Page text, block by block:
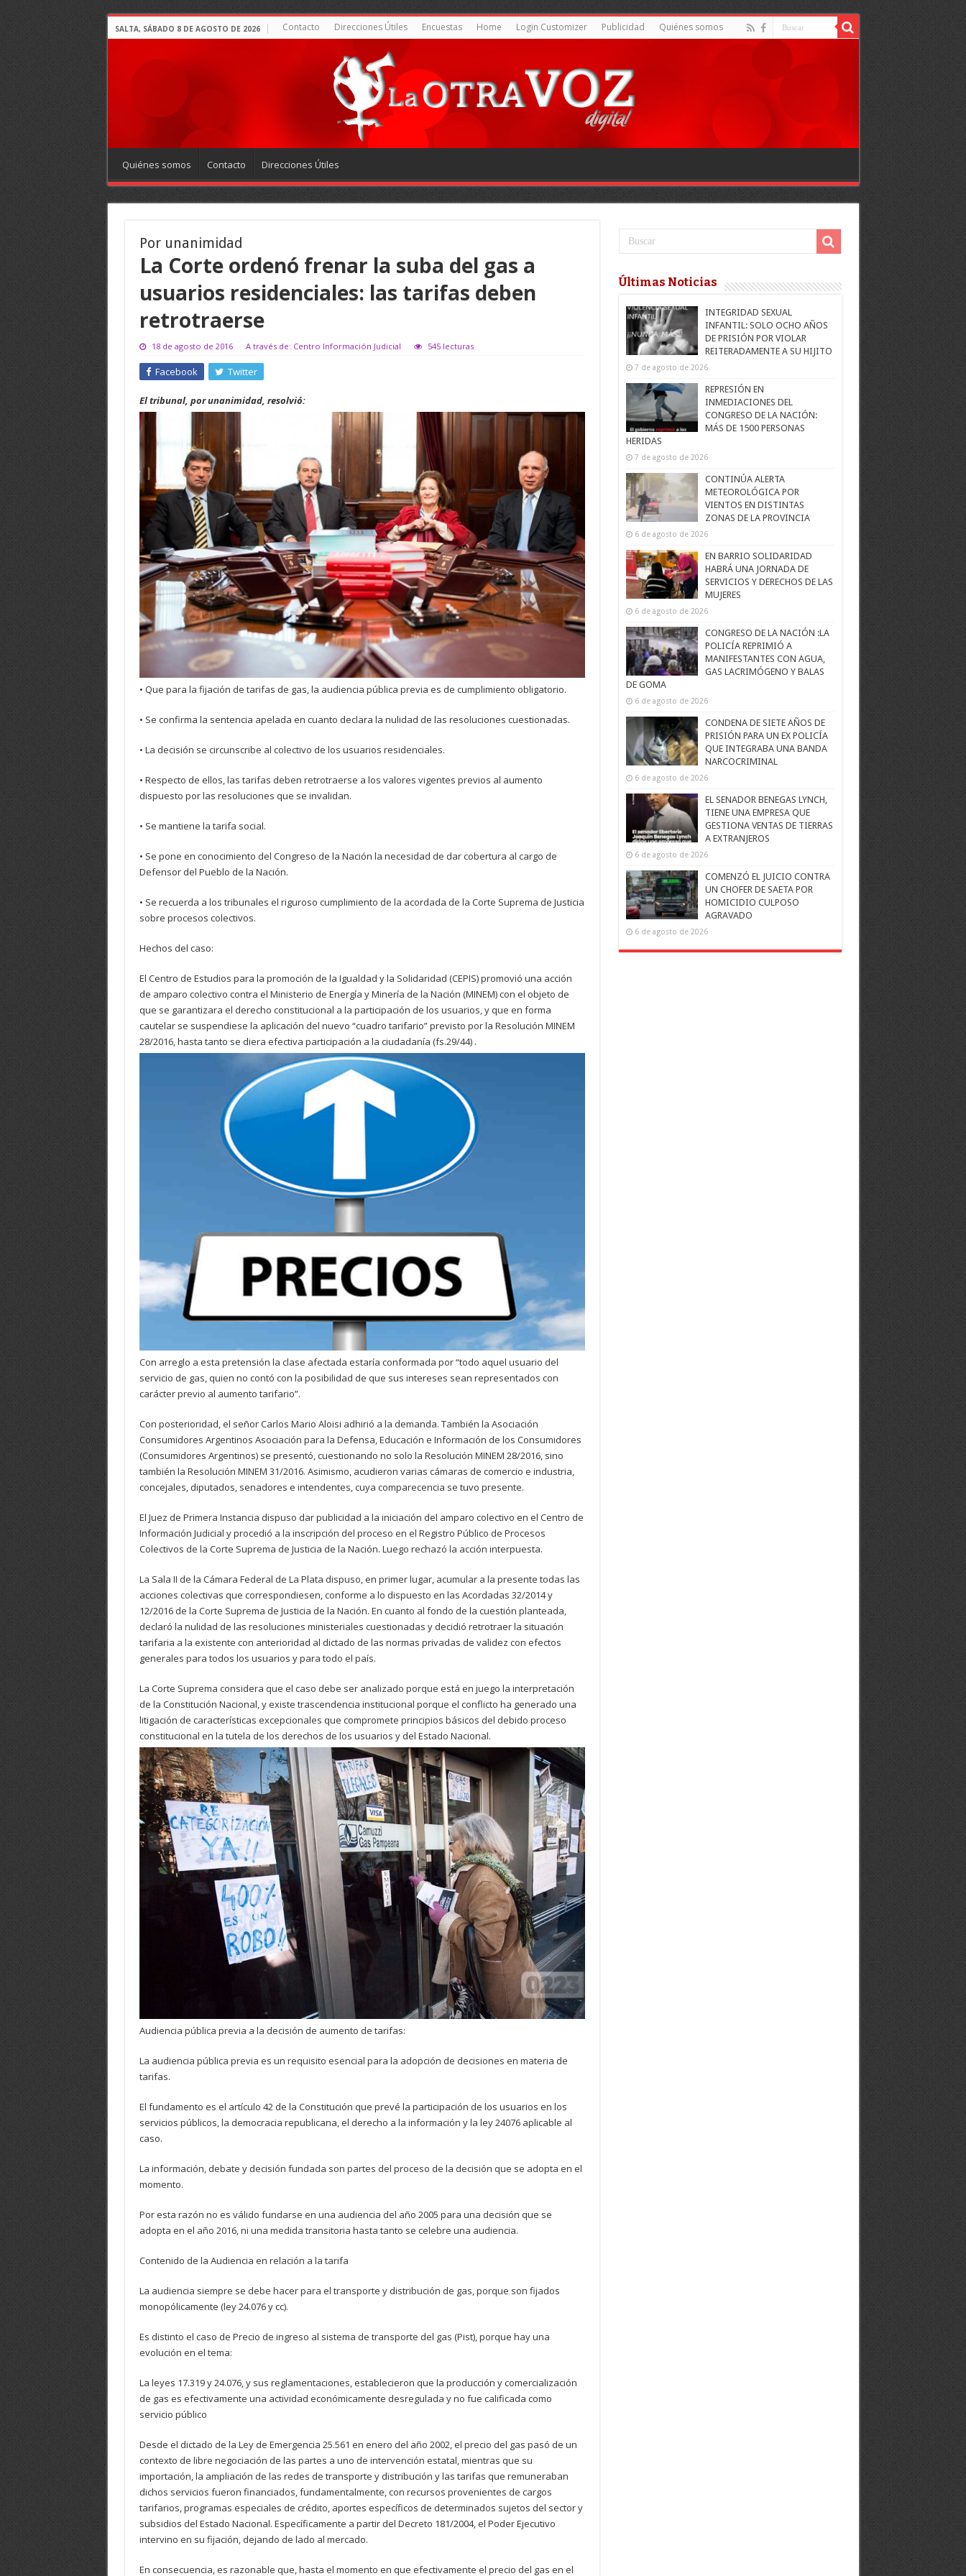
SALTA, SÁBADO 8 DE AGOSTO DE 2026 Contacto Direcciones Útiles Encuestas Home Login Customizer Publicidad Quiénes somos
Quiénes somos Contacto Direcciones Útiles
Por unanimidad
La Corte ordenó frenar la suba del gas a
usuarios residenciales: las tarifas deben
retrotraerse
18 de agosto de 2016 A través de: Centro Información Judicial 545 lecturas
Facebook Twitter
El tribunal, por unanimidad, resolvió:
• Que para la fijación de tarifas de gas, la audiencia pública previa es de cumplimiento obligatorio.
• Se confirma la sentencia apelada en cuanto declara la nulidad de las resoluciones cuestionadas.
• La decisión se circunscribe al colectivo de los usuarios residenciales.
• Respecto de ellos, las tarifas deben retrotraerse a los valores vigentes previos al aumento
dispuesto por las resoluciones que se invalidan.
• Se mantiene la tarifa social.
• Se pone en conocimiento del Congreso de la Nación la necesidad de dar cobertura al cargo de
Defensor del Pueblo de la Nación.
• Se recuerda a los tribunales el riguroso cumplimiento de la acordada de la Corte Suprema de Justicia
sobre procesos colectivos.
Hechos del caso:
El Centro de Estudios para la promoción de la Igualdad y la Solidaridad (CEPIS) promovió una acción
de amparo colectivo contra el Ministerio de Energía y Minería de la Nación (MINEM) con el objeto de
que se garantizara el derecho constitucional a la participación de los usuarios, y que en forma
cautelar se suspendiese la aplicación del nuevo “cuadro tarifario” previsto por la Resolución MINEM
28/2016, hasta tanto se diera efectiva participación a la ciudadanía (fs.29/44) .
Con arreglo a esta pretensión la clase afectada estaría conformada por “todo aquel usuario del
servicio de gas, quien no contó con la posibilidad de que sus intereses sean representados con
carácter previo al aumento tarifario”.
Con posterioridad, el señor Carlos Mario Aloisi adhirió a la demanda. También la Asociación
Consumidores Argentinos Asociación para la Defensa, Educación e Información de los Consumidores
(Consumidores Argentinos) se presentó, cuestionando no solo la Resolución MINEM 28/2016, sino
también la Resolución MINEM 31/2016. Asimismo, acudieron varias cámaras de comercio e industria,
concejales, diputados, senadores e intendentes, cuya comparecencia se tuvo presente.
El Juez de Primera Instancia dispuso dar publicidad a la iniciación del amparo colectivo en el Centro de
Información Judicial y procedió a la inscripción del proceso en el Registro Público de Procesos
Colectivos de la Corte Suprema de Justicia de la Nación. Luego rechazó la acción interpuesta.
La Sala II de la Cámara Federal de La Plata dispuso, en primer lugar, acumular a la presente todas las
acciones colectivas que correspondiesen, conforme a lo dispuesto en las Acordadas 32/2014 y
12/2016 de la Corte Suprema de Justicia de la Nación. En cuanto al fondo de la cuestión planteada,
declaró la nulidad de las resoluciones ministeriales cuestionadas y decidió retrotraer la situación
tarifaria a la existente con anterioridad al dictado de las normas privadas de validez con efectos
generales para todos los usuarios y para todo el país.
La Corte Suprema considera que el caso debe ser analizado porque está en juego la interpretación
de la Constitución Nacional, y existe trascendencia institucional porque el conflicto ha generado una
litigación de características excepcionales que compromete principios básicos del debido proceso
constitucional en la tutela de los derechos de los usuarios y del Estado Nacional.
Audiencia pública previa a la decisión de aumento de tarifas:
La audiencia pública previa es un requisito esencial para la adopción de decisiones en materia de
tarifas.
El fundamento es el artículo 42 de la Constitución que prevé la participación de los usuarios en los
servicios públicos, la democracia republicana, el derecho a la información y la ley 24076 aplicable al
caso.
La información, debate y decisión fundada son partes del proceso de la decisión que se adopta en el
momento.
Por esta razón no es válido fundarse en una audiencia del año 2005 para una decisión que se
adopta en el año 2016, ni una medida transitoria hasta tanto se celebre una audiencia.
Contenido de la Audiencia en relación a la tarifa
La audiencia siempre se debe hacer para el transporte y distribución de gas, porque son fijados
monopólicamente (ley 24.076 y cc).
Es distinto el caso de Precio de ingreso al sistema de transporte del gas (Pist), porque hay una
evolución en el tema:
La leyes 17.319 y 24.076, y sus reglamentaciones, establecieron que la producción y comercialización
de gas es efectivamente una actividad económicamente desregulada y no fue calificada como
servicio público
Desde el dictado de la Ley de Emergencia 25.561 en enero del año 2002, el precio del gas pasó de un
contexto de libre negociación de las partes a uno de intervención estatal, mientras que su
importación, la ampliación de las redes de transporte y distribución y las tarifas que remuneraban
dichos servicios fueron financiados, fundamentalmente, con recursos provenientes de cargos
tarifarios, programas especiales de crédito, aportes específicos de determinados sujetos del sector y
subsidios del Estado Nacional. Específicamente a partir del Decreto 181/2004, el Poder Ejecutivo
intervino en su fijación, dejando de lado al mercado.
En consecuencia, es razonable que, hasta el momento en que efectivamente el precio del gas en el
Últimas Noticias
INTEGRIDAD SEXUAL
INFANTIL: SOLO OCHO AÑOS
DE PRISIÓN POR VIOLAR
REITERADAMENTE A SU HIJITO
7 de agosto de 2026
REPRESIÓN EN
INMEDIACIONES DEL
CONGRESO DE LA NACIÓN:
MÁS DE 1500 PERSONAS
HERIDAS
7 de agosto de 2026
CONTINÚA ALERTA
METEOROLÓGICA POR
VIENTOS EN DISTINTAS
ZONAS DE LA PROVINCIA
6 de agosto de 2026
EN BARRIO SOLIDARIDAD
HABRÁ UNA JORNADA DE
SERVICIOS Y DERECHOS DE LAS
MUJERES
6 de agosto de 2026
CONGRESO DE LA NACIÓN :LA
POLICÍA REPRIMIÓ A
MANIFESTANTES CON AGUA,
GAS LACRIMÓGENO Y BALAS
DE GOMA
6 de agosto de 2026
CONDENA DE SIETE AÑOS DE
PRISIÓN PARA UN EX POLICÍA
QUE INTEGRABA UNA BANDA
NARCOCRIMINAL
6 de agosto de 2026
EL SENADOR BENEGAS LYNCH,
TIENE UNA EMPRESA QUE
GESTIONA VENTAS DE TIERRAS
A EXTRANJEROS
6 de agosto de 2026
COMENZÓ EL JUICIO CONTRA
UN CHOFER DE SAETA POR
HOMICIDIO CULPOSO
AGRAVADO
6 de agosto de 2026